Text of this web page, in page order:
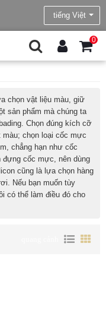
tiếng Việt
0
chọn vật liệu màu, giữ
sản phẩm mà chúng ta
Chọn đúng kích cỡ
chọn loại cốc mực
chẳng hạn như cốc
cốc mực, nên dùng
cũng là lựa chọn hàng
Nếu bạn muốn tùy
có thể làm điều đó cho